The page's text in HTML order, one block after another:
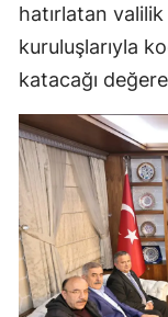
hatırlatan
kuruluşlarıyla
katacağı